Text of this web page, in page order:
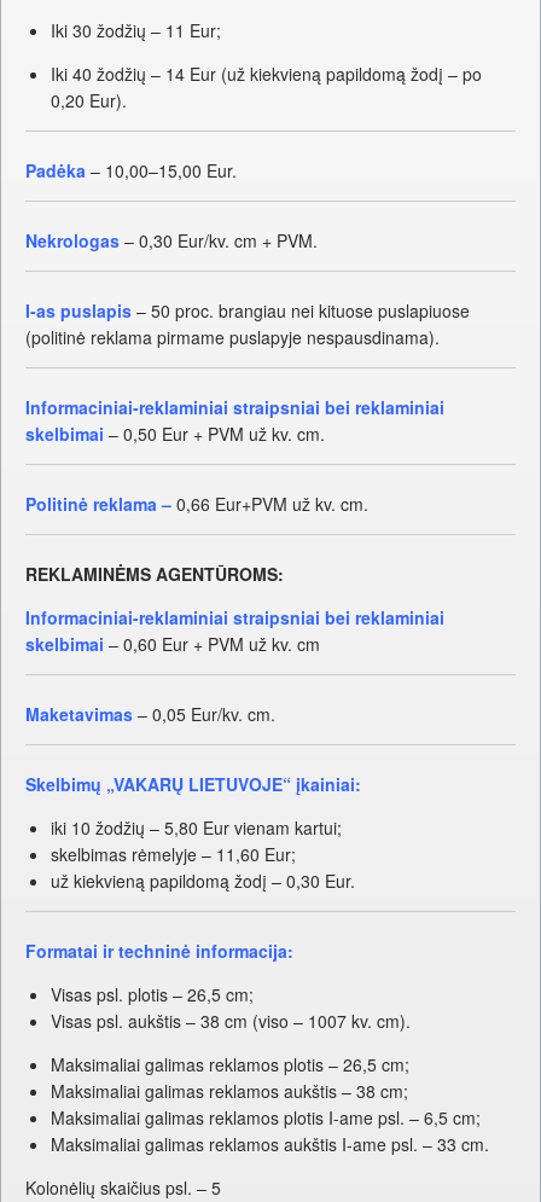
Iki 30 žodžių – 11 Eur;
Iki 40 žodžių – 14 Eur (už kiekvieną papildomą žodį – po
0,20 Eur).
Padėka – 10,00–15,00 Eur.
Nekrologas – 0,30 Eur/kv. cm + PVM.
I-as puslapis – 50 proc. brangiau nei kituose puslapiuose
(politinė reklama pirmame puslapyje nespausdinama).
Informaciniai-reklaminiai straipsniai bei reklaminiai
skelbimai – 0,50 Eur + PVM už kv. cm.
Politinė reklama – 0,66 Eur+PVM už kv. cm.
REKLAMINĖMS AGENTŪROMS:
Informaciniai-reklaminiai straipsniai bei reklaminiai
skelbimai – 0,60 Eur + PVM už kv. cm
Maketavimas – 0,05 Eur/kv. cm.
Skelbimų „VAKARŲ LIETUVOJE“ įkainiai:
iki 10 žodžių – 5,80 Eur vienam kartui;
skelbimas rėmelyje – 11,60 Eur;
už kiekvieną papildomą žodį – 0,30 Eur.
Formatai ir techninė informacija:
Visas psl. plotis – 26,5 cm;
Visas psl. aukštis – 38 cm (viso – 1007 kv. cm).
Maksimaliai galimas reklamos plotis – 26,5 cm;
Maksimaliai galimas reklamos aukštis – 38 cm;
Maksimaliai galimas reklamos plotis I-ame psl. – 6,5 cm;
Maksimaliai galimas reklamos aukštis I-ame psl. – 33 cm.
Kolonėlių skaičius psl. – 5